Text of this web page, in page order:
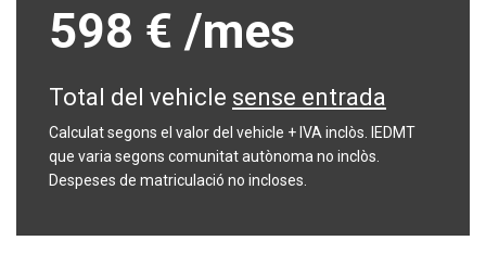
598 € /mes
Total del vehicle sense entrada
Calculat segons el valor del vehicle + IVA inclòs. IEDMT
que varia segons comunitat autònoma no inclòs.
Despeses de matriculació no incloses.